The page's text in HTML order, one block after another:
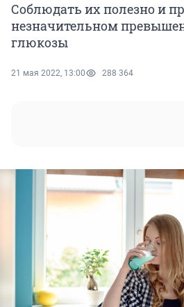
Соблюдать их полезно и
незначительном
глюкозы
21 мая 2022, 13:00 288 364